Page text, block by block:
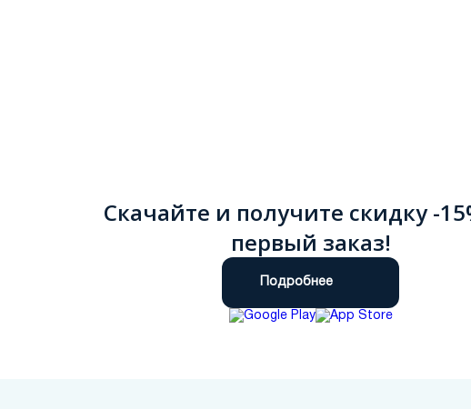
Скачайте и получите скидку -
первый заказ!
Подробнее